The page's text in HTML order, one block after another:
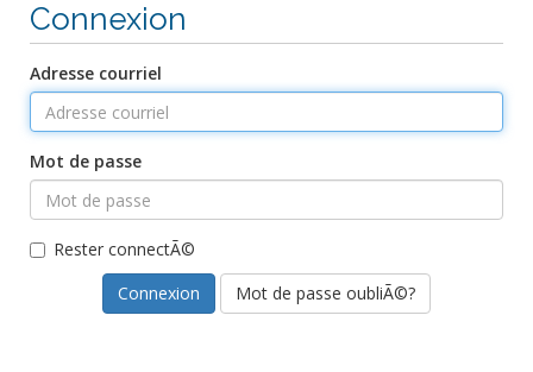
Connexion
Adresse courriel
Mot de passe
Rester connectÃ©
Mot de passe oubliÃ©?